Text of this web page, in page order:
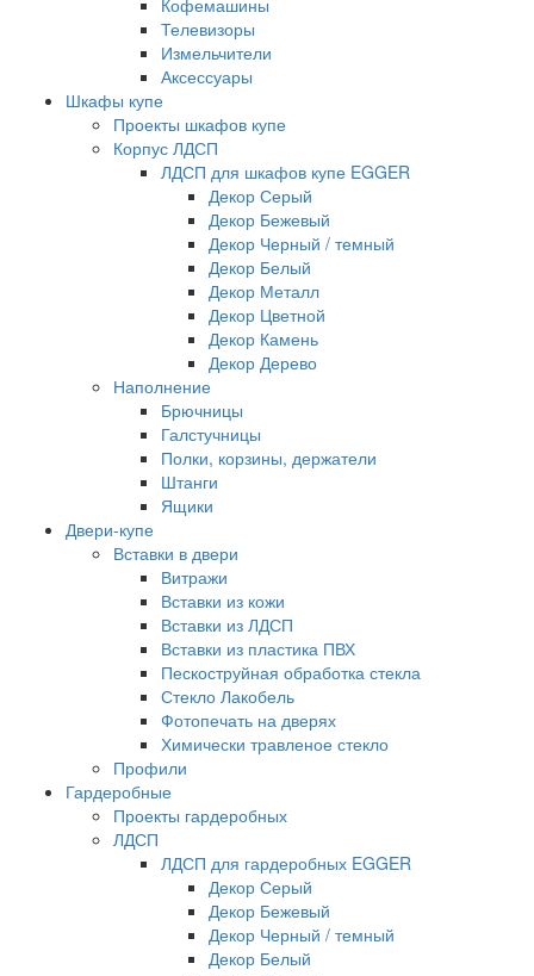
Телевизоры
Измельчители
Аксессуары
Шкафы купе
Проекты шкафов купе
Корпус ЛДСП
ЛДСП для шкафов купе EGGER
Декор Серый
Декор Бежевый
Декор Черный / темный
Декор Белый
Декор Металл
Декор Цветной
Декор Камень
Декор Дерево
Наполнение
Брючницы
Галстучницы
Полки, корзины, держатели
Штанги
Ящики
Двери-купе
Вставки в двери
Витражи
Вставки из кожи
Вставки из ЛДСП
Вставки из пластика ПВХ
Пескоструйная обработка стекла
Стекло Лакобель
Фотопечать на дверях
Химически травленое стекло
Профили
Гардеробные
Проекты гардеробных
ЛДСП
ЛДСП для гардеробных EGGER
Декор Серый
Декор Бежевый
Декор Черный / темный
Декор Белый